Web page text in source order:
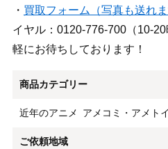
・ 買取フォーム（写真も送れま
イヤル：0120-776-700（10-
軽にお待ちしております！
商品カテゴリー
近年のアニメ アメコミ・アメトイ
ご依頼地域